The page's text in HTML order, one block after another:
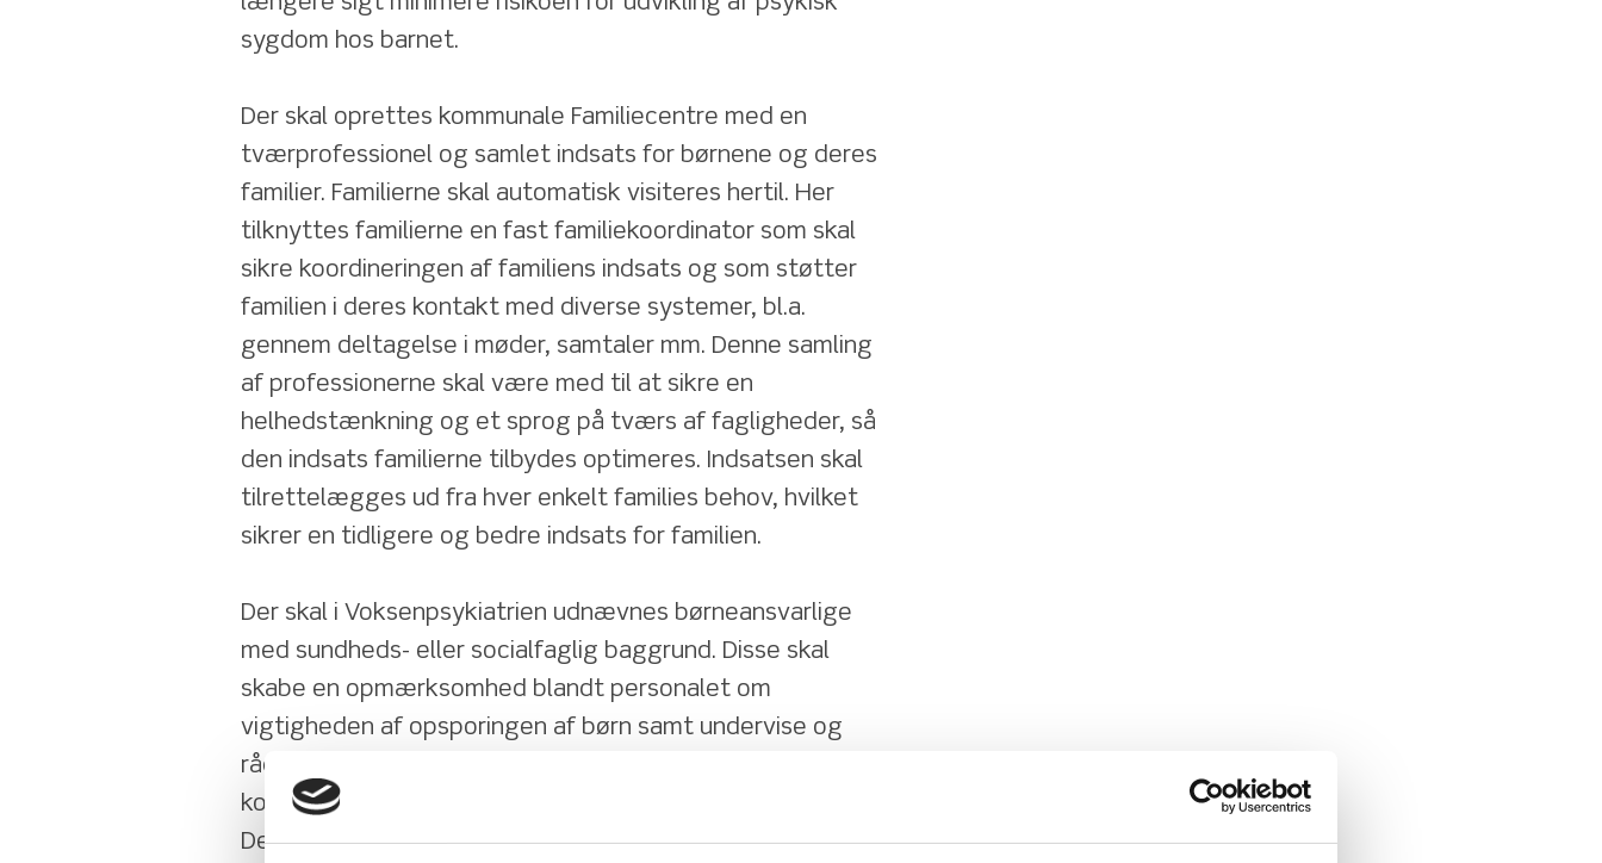
sygdom hos barnet.
Der skal oprettes kommunale Familiecentre med en
tværprofessionel og samlet indsats for børnene og deres
familier. Familierne skal automatisk visiteres hertil. Her
tilknyttes familierne en fast familiekoordinator som skal
sikre koordineringen af familiens indsats og som støtter
familien i deres kontakt med diverse systemer, bl.a.
gennem deltagelse i møder, samtaler mm. Denne samling
af professionerne skal være med til at sikre en
helhedstænkning og et sprog på tværs af fagligheder, så
den indsats familierne tilbydes optimeres. Indsatsen skal
tilrettelægges ud fra hver enkelt families behov, hvilket
sikrer en tidligere og bedre indsats for familien.
Der skal i Voksenpsykiatrien udnævnes børneansvarlige
med sundheds- eller socialfaglig baggrund. Disse skal
skabe en opmærksomhed blandt personalet om
vigtigheden af opsporingen af børn samt undervise og
rådgive personalet i at tale med forældrene om de
konsekvenser den psykiske sygdom kan have for børnene.
Den børneansvarlige skal desuden sikre videregivelse af